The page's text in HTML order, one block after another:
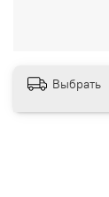
Выбрать